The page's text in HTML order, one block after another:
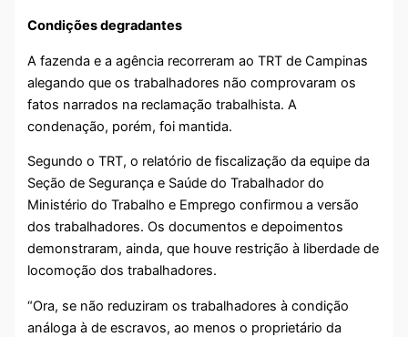
Condições degradantes
A fazenda e a agência recorreram ao TRT de Campinas
alegando que os trabalhadores não comprovaram os
fatos narrados na reclamação trabalhista. A
condenação, porém, foi mantida.
Segundo o TRT, o relatório de fiscalização da equipe da
Seção de Segurança e Saúde do Trabalhador do
Ministério do Trabalho e Emprego confirmou a versão
dos trabalhadores. Os documentos e depoimentos
demonstraram, ainda, que houve restrição à liberdade de
locomoção dos trabalhadores.
“Ora, se não reduziram os trabalhadores à condição
análoga à de escravos, ao menos o proprietário da